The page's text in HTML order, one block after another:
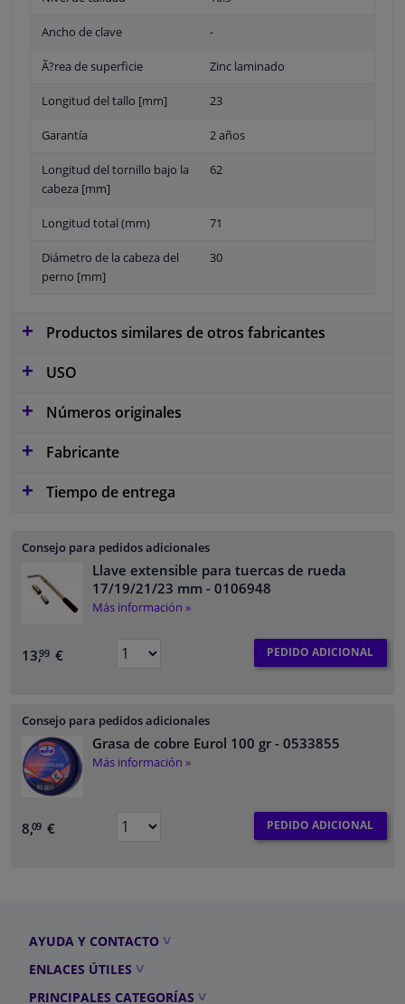
Ancho de clave -
Ã?rea de superficie Zinc laminado
Longitud del tallo [mm] 23
Garantía 2 años
Longitud del tornillo bajo la
cabeza [mm]
62
Longitud total (mm) 71
Diámetro de la cabeza del
perno [mm]
30
Productos similares de otros fabricantes
USO
Números originales
Fabricante
Tiempo de entrega
Consejo para pedidos adicionales
Llave extensible para tuercas de rueda
17/19/21/23 mm - 0106948
Más información »
13,99 € PEDIDO ADICIONAL
Consejo para pedidos adicionales
Grasa de cobre Eurol 100 gr - 0533855
Más información »
8,09 € PEDIDO ADICIONAL
AYUDA Y CONTACTO
ENLACES ÚTILES
PRINCIPALES CATEGORÍAS